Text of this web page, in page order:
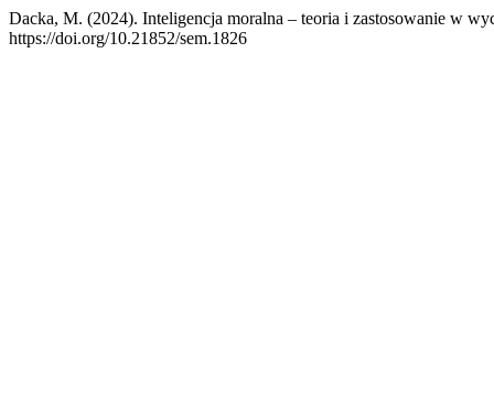
Dacka, M. (2024). Inteligencja moralna – teoria i zastosowanie w
https://doi.org/10.21852/sem.1826